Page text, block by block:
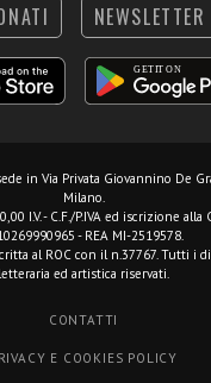
NEWSLETTER
in Via Privata Giovannino De
Milano.
I.V. - C.F./P.IVA ed iscrizione alla
- REA MI-2519578.
al ROC con il n.37767. Tutti i
letteraria ed artistica riservati.
CONTATTI
E COOKIES POLICY